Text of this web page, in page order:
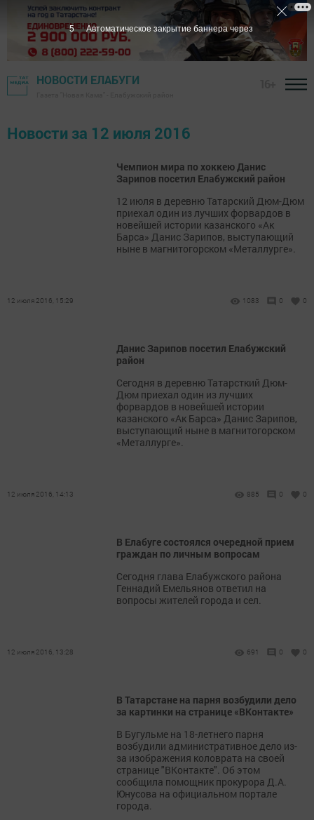
НОВОСТИ ЕЛАБУГИ
Новости за 12 июля 2016
Чемпион мира по хоккею Данис
Зарипов посетил Елабужский район
12 июля в деревню Татарский Дюм-Дюм
приехал один из лучших форвардов в
новейшей истории казанского «Ак
Барса» Данис Зарипов, выступающий
ныне в магнитогорском «Металлурге».
12 июля 2016, 15:29 1083 0 0
Данис Зарипов посетил Елабужский
район
Сегодня в деревню Татарсткий Дюм-
Дюм приехал один из лучших
форвардов в новейшей истории
казанского «Ак Барса» Данис Зарипов,
выступающий ныне в магнитогорском
«Металлурге».
12 июля 2016, 14:13 885 0 0
В Елабуге состоялся очередной прием
граждан по личным вопросам
Сегодня глава Елабужского района
Геннадий Емельянов ответил на
вопросы жителей города и сел.
12 июля 2016, 13:28 691 0 0
В Татарстане на парня возбудили дело
за картинки на странице «ВКонтакте»
В Бугульме на 18-летнего парня
возбудили административное дело из-
за изображения коловрата на своей
странице "ВКонтакте". Об этом
сообщила помощник прокурора Д.А.
Юнусова на официальном портале
города.
5 Автоматическое закрытие баннера через